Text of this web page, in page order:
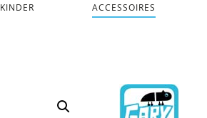
KINDER ACCESSOIRES